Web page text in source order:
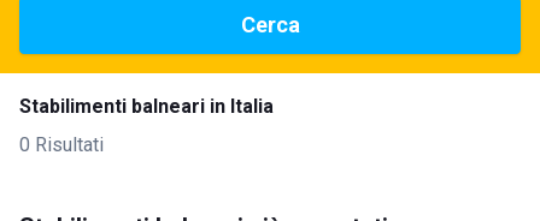
Cerca
Stabilimenti balneari in Italia
0 Risultati